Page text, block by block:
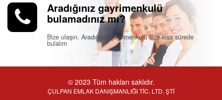
Aradığınız gayrimenkulü
bulamadınız mı?
Bize ulaşın. Aradığınız gayrimenkulü size kısa sürede
bulalım
© 2023 Tüm hakları saklıdır.
ÇULPAN EMLAK DANIŞMANLIĞI TİC. LTD. ŞTİ